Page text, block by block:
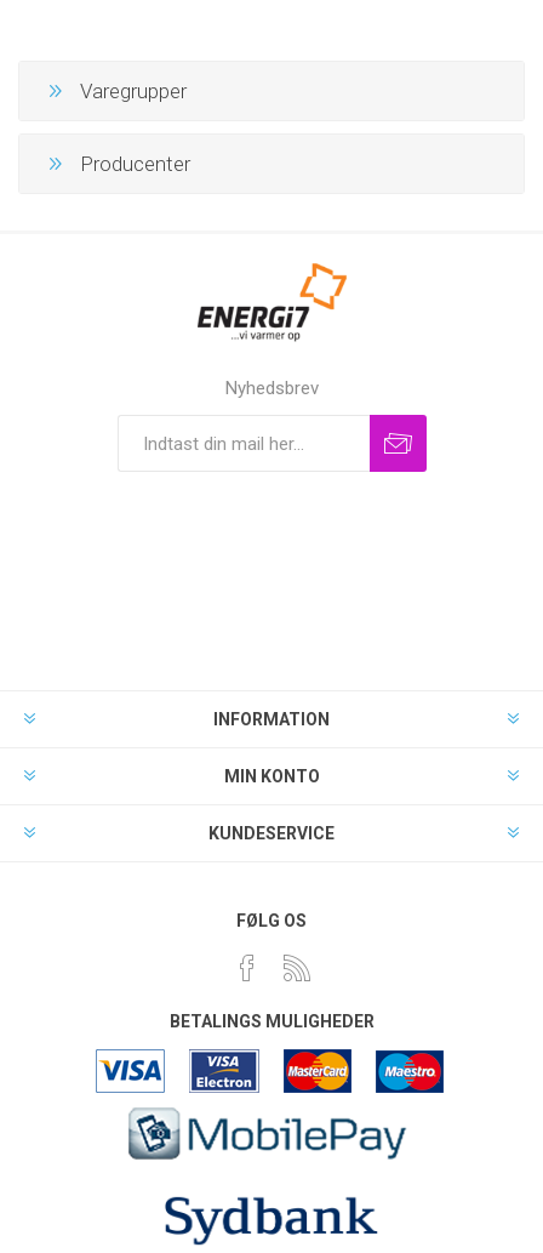
Varegrupper
Producenter
Nyhedsbrev
INFORMATION
MIN KONTO
KUNDESERVICE
FØLG OS
BETALINGS MULIGHEDER